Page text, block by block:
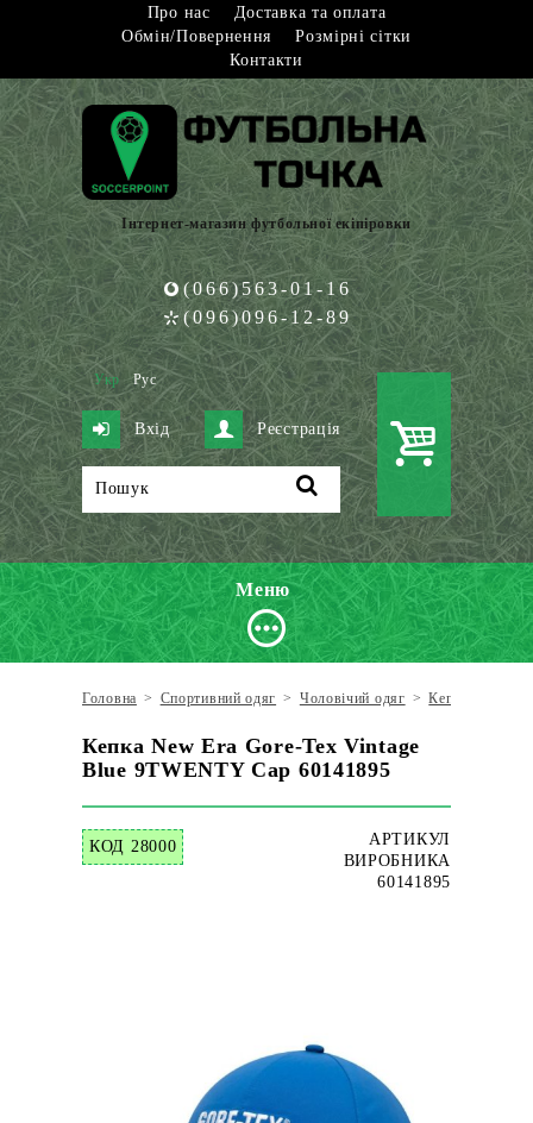
Про нас
Доставка та оплата
Обмін/Повернення
Розмірні сітки
Контакти
Інтернет-магазин футбольної екіпіровки
(066)563-01-16
(096)096-12-89
Укр Рус
Вхід Реєстрація
Меню
Головна > Спортивний одяг > Чоловічий одяг > Кепки
Кепка New Era Gore-Tex Vintage
Blue 9TWENTY Cap 60141895
КОД 28000
АРТИКУЛ
ВИРОБНИКА
60141895